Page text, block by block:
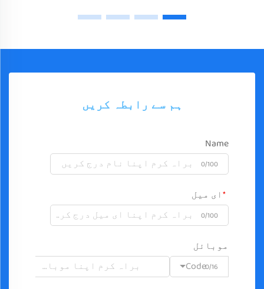
ہم سے رابطہ کریں
Name
0/100
ای میل
0/100
موبائل
Code0/16